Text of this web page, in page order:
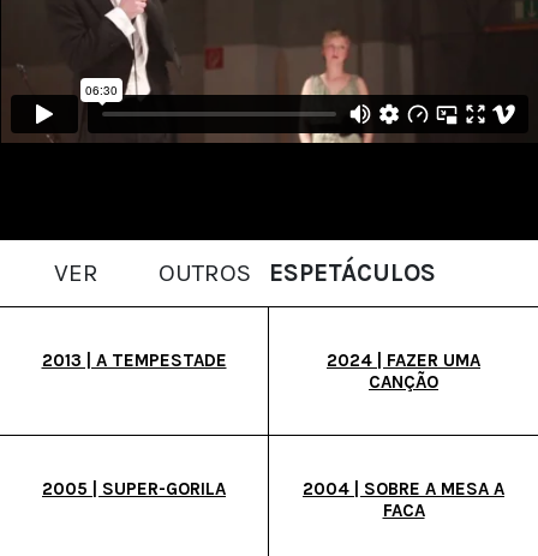
VER OUTROS ESPETÁCULOS
2013 | A TEMPESTADE
2024 | FAZER UMA
CANÇÃO
2005 | SUPER-GORILA
2004 | SOBRE A MESA A
FACA